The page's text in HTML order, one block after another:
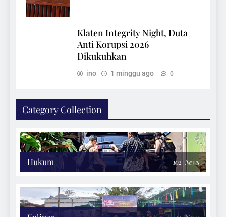
Klaten Integrity Night, Duta
Anti Korupsi 2026
Dikukuhkan
ino 1 minggu ago 0
Category Collection
Hukum 102 News